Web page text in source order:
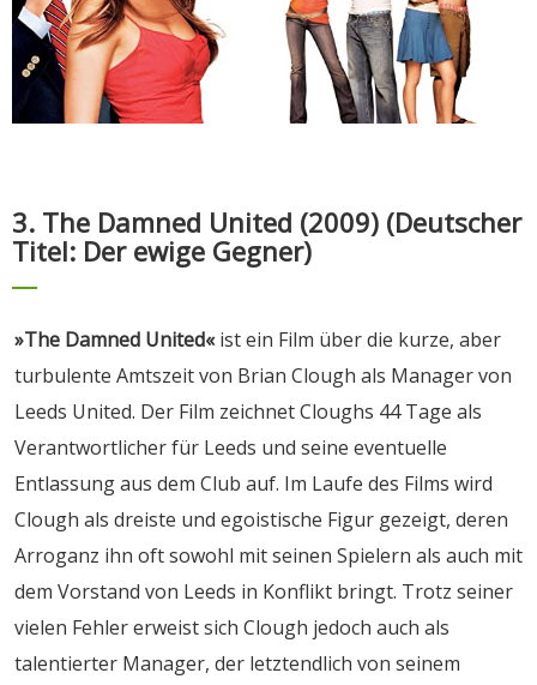
3. The Damned United (2009) (Deutscher
Titel: Der ewige Gegner)
»The Damned United«ist ein Film über die kurze, aber
turbulente Amtszeit von Brian Clough als Manager von
Leeds United. Der Film zeichnet Cloughs 44 Tage als
Verantwortlicher für Leeds und seine eventuelle
Entlassung aus dem Club auf. Im Laufe des Films wird
Clough als dreiste und egoistische Figur gezeigt, deren
Arroganz ihn oft sowohl mit seinen Spielern als auch mit
dem Vorstand von Leeds in Konflikt bringt. Trotz seiner
vielen Fehler erweist sich Clough jedoch auch als
talentierter Manager, der letztendlich von seinem